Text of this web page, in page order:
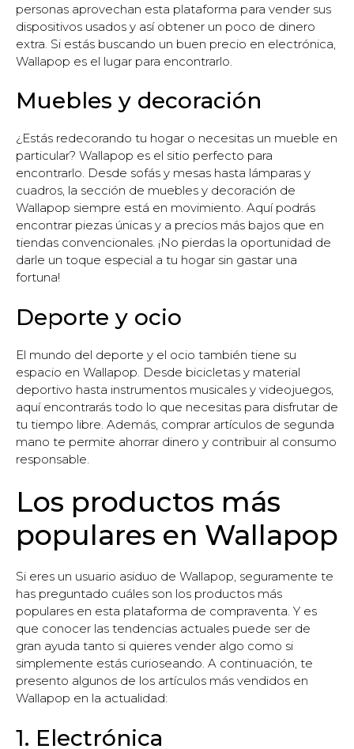
personas aprovechan esta plataforma para vender sus
dispositivos usados y así obtener un poco de dinero
extra. Si estás buscando un buen precio en electrónica,
Wallapop es el lugar para encontrarlo.
Muebles y decoración
¿Estás redecorando tu hogar o necesitas un mueble en
particular? Wallapop es el sitio perfecto para
encontrarlo. Desde sofás y mesas hasta lámparas y
cuadros, la sección de muebles y decoración de
Wallapop siempre está en movimiento. Aquí podrás
encontrar piezas únicas y a precios más bajos que en
tiendas convencionales. ¡No pierdas la oportunidad de
darle un toque especial a tu hogar sin gastar una
fortuna!
Deporte y ocio
El mundo del deporte y el ocio también tiene su
espacio en Wallapop. Desde bicicletas y material
deportivo hasta instrumentos musicales y videojuegos,
aquí encontrarás todo lo que necesitas para disfrutar de
tu tiempo libre. Además, comprar artículos de segunda
mano te permite ahorrar dinero y contribuir al consumo
responsable.
Los productos más
populares en Wallapop
Si eres un usuario asiduo de Wallapop, seguramente te
has preguntado cuáles son los productos más
populares en esta plataforma de compraventa. Y es
que conocer las tendencias actuales puede ser de
gran ayuda tanto si quieres vender algo como si
simplemente estás curioseando. A continuación, te
presento algunos de los artículos más vendidos en
Wallapop en la actualidad:
1. Electrónica